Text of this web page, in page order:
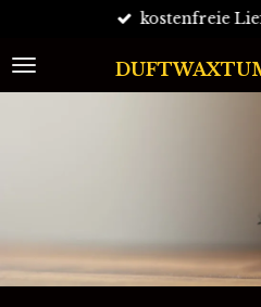
springen
kostenfreie